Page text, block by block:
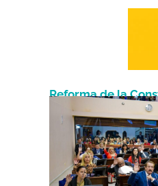
Reforma de la
una elección a
Abril 16, 2025